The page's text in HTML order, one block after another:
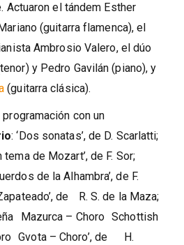
Actuaron el tándem Esther
(guitarra flamenca), el
Ambrosio Valero, el dúo
y Pedro Gavilán (piano), y
(guitarra clásica).
con un
: ‘Dos sonatas’, de D. Scarlatti;
de Mozart’, de F. Sor;
de la Alhambra’, de F.
de R. S. de la Maza;
Mazurca – Choro Schottish
Gvota – Choro’, de H.